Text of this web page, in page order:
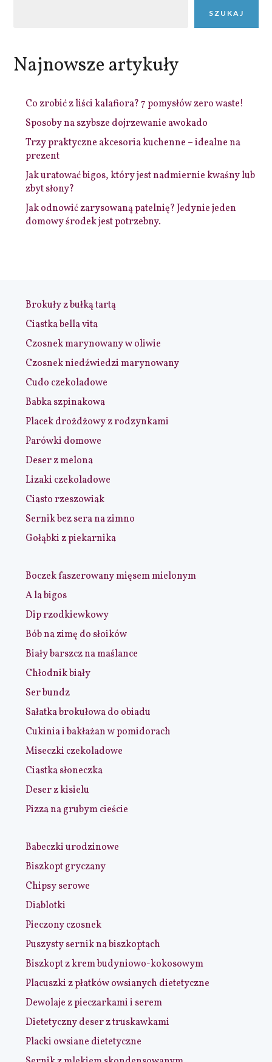
SZUKAJ
Najnowsze artykuły
Co zrobić z liści kalafiora? 7 pomysłów zero waste!
Sposoby na szybsze dojrzewanie awokado
Trzy praktyczne akcesoria kuchenne – idealne na
prezent
Jak uratować bigos, który jest nadmiernie kwaśny lub
zbyt słony?
Jak odnowić zarysowaną patelnię? Jedynie jeden
domowy środek jest potrzebny.
Brokuły z bułką tartą
Ciastka bella vita
Czosnek marynowany w oliwie
Czosnek niedźwiedzi marynowany
Cudo czekoladowe
Babka szpinakowa
Placek drożdżowy z rodzynkami
Parówki domowe
Deser z melona
Lizaki czekoladowe
Ciasto rzeszowiak
Sernik bez sera na zimno
Gołąbki z piekarnika
Boczek faszerowany mięsem mielonym
A la bigos
Dip rzodkiewkowy
Bób na zimę do słoików
Biały barszcz na maślance
Chłodnik biały
Ser bundz
Sałatka brokułowa do obiadu
Cukinia i bakłażan w pomidorach
Miseczki czekoladowe
Ciastka słoneczka
Deser z kisielu
Pizza na grubym cieście
Babeczki urodzinowe
Biszkopt gryczany
Chipsy serowe
Diablotki
Pieczony czosnek
Puszysty sernik na biszkoptach
Biszkopt z krem budyniowo-kokosowym
Placuszki z płatków owsianych dietetyczne
Dewolaje z pieczarkami i serem
Dietetyczny deser z truskawkami
Placki owsiane dietetyczne